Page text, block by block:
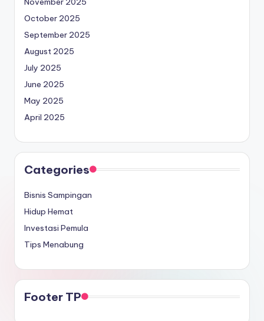
October 2025
September 2025
August 2025
July 2025
June 2025
May 2025
April 2025
Categories
Bisnis Sampingan
Hidup Hemat
Investasi Pemula
Tips Menabung
Footer TP